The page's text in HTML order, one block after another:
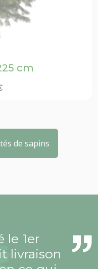
cm
de sapins
le 1er
livraison